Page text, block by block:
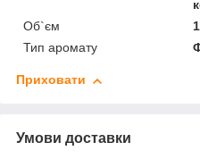
Об`єм
Тип аромату
Приховати
Умови доставки